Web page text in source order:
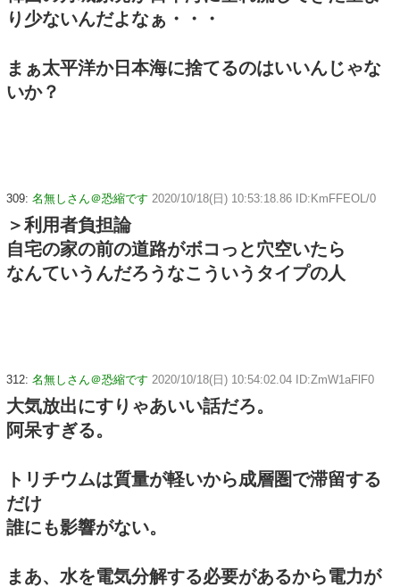
り少ないんだよなぁ・・・
まぁ太平洋か日本海に捨てるのはいいんじゃな
いか？
309: 名無しさん＠恐縮です 2020/10/18(日) 10:53:18.86 ID:KmFFEOL/0
＞利用者負担論
自宅の家の前の道路がボコっと穴空いたら
なんていうんだろうなこういうタイプの人
312: 名無しさん＠恐縮です 2020/10/18(日) 10:54:02.04 ID:ZmW1aFlF0
大気放出にすりゃあいい話だろ。
阿呆すぎる。
トリチウムは質量が軽いから成層圏で滞留する
だけ
誰にも影響がない。
まあ、水を電気分解する必要があるから電力が